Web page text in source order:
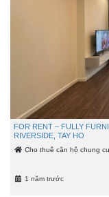
FOR RENT – FULLY
RIVERSIDE, TAY HO
Cho thuê căn hộ chung
1 năm trước